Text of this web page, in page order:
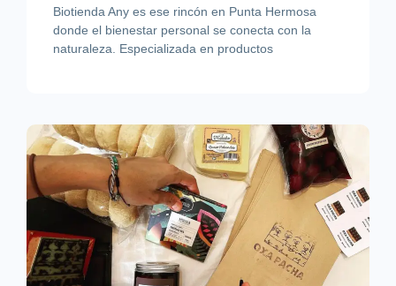
Biotienda Any es ese rincón en Punta Hermosa
donde el bienestar personal se conecta con la
naturaleza. Especializada en productos